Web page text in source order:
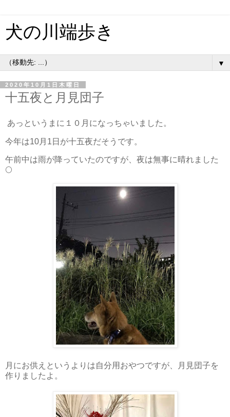
犬の川端歩き
▼
2020年10月1日木曜日
十五夜と月見団子
あっというまに１０月になっちゃいました。
今年は10月1日が十五夜だそうです。
午前中は雨が降っていたのですが、夜は無事に晴れました
🌕
月にお供えというよりは自分用おやつですが、月見団子を
作りましたよ。